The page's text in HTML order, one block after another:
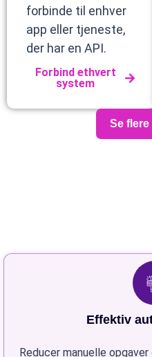
forbinde til enhver
app eller tjeneste,
der har en API.
Forbind ethvert
system
Se
Effektiv
Reducer manuelle